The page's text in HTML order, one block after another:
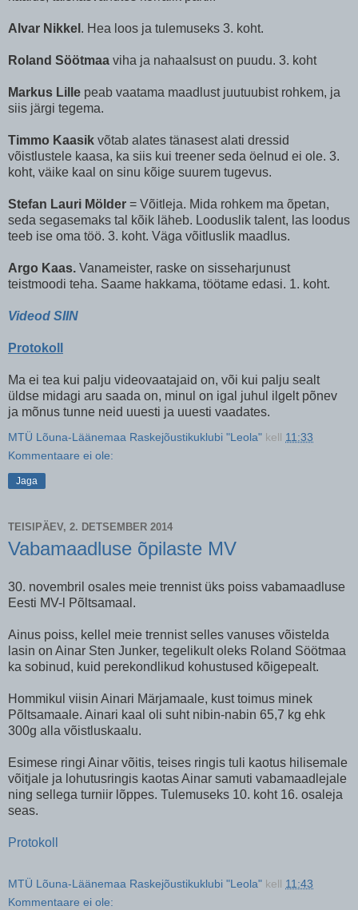
Alvar Nikkel . Hea loos ja tulemuseks 3. koht.
Roland Söötmaa viha ja nahaalsust on puudu. 3. koht
Markus Lille peab vaatama maadlust juutuubist rohkem, ja
siis järgi tegema.
Timmo Kaasik võtab alates tänasest alati dressid
võistlustele kaasa, ka siis kui treener seda öelnud ei ole. 3.
koht, väike kaal on sinu kõige suurem tugevus.
Stefan Lauri Mölder = Võitleja. Mida rohkem ma õpetan,
seda segasemaks tal kõik läheb. Looduslik talent, las loodus
teeb ise oma töö. 3. koht. Väga võitluslik maadlus.
Argo Kaas. Vanameister, raske on sisseharjunust
teistmoodi teha. Saame hakkama, töötame edasi. 1. koht.
Videod SIIN
Protokoll
Ma ei tea kui palju videovaatajaid on, või kui palju sealt
üldse midagi aru saada on, minul on igal juhul ilgelt põnev
ja mõnus tunne neid uuesti ja uuesti vaadates.
MTÜ Lõuna-Läänemaa Raskejõustikuklubi "Leola" kell 11:33
Kommentaare ei ole:
Jaga
TEISIPÄEV, 2. DETSEMBER 2014
Vabamaadluse õpilaste MV
30. novembril osales meie trennist üks poiss vabamaadluse
Eesti MV-l Põltsamaal.
Ainus poiss, kellel meie trennist selles vanuses võistelda
lasin on Ainar Sten Junker, tegelikult oleks Roland Söötmaa
ka sobinud, kuid perekondlikud kohustused kõigepealt.
Hommikul viisin Ainari Märjamaale, kust toimus minek
Põltsamaale. Ainari kaal oli suht nibin-nabin 65,7 kg ehk
300g alla võistluskaalu.
Esimese ringi Ainar võitis, teises ringis tuli kaotus hilisemale
võitjale ja lohutusringis kaotas Ainar samuti vabamaadlejale
ning sellega turniir lõppes. Tulemuseks 10. koht 16. osaleja
seas.
Protokoll
MTÜ Lõuna-Läänemaa Raskejõustikuklubi "Leola" kell 11:43
Kommentaare ei ole: